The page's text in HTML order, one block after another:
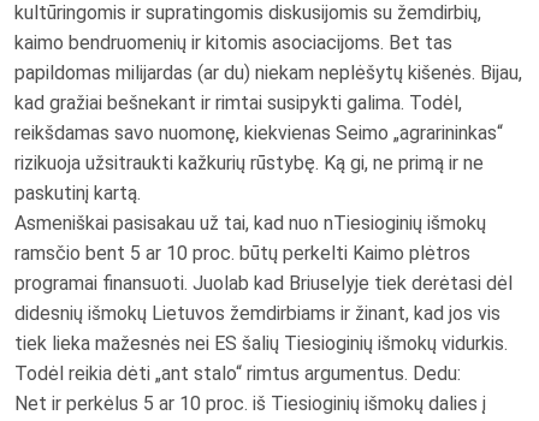
kultūringomis ir supratingomis diskusijomis su žemdirbių,
kaimo bendruomenių ir kitomis asociacijoms. Bet tas
papildomas milijardas (ar du) niekam neplėšytų kišenės. Bijau,
kad gražiai bešnekant ir rimtai susipykti galima. Todėl,
reikšdamas savo nuomonę, kiekvienas Seimo „agrarininkas“
rizikuoja užsitraukti kažkurių rūstybę. Ką gi, ne primą ir ne
paskutinį kartą.
Asmeniškai pasisakau už tai, kad nuo nTiesioginių išmokų
ramsčio bent 5 ar 10 proc. būtų perkelti Kaimo plėtros
programai finansuoti. Juolab kad Briuselyje tiek derėtasi dėl
didesnių išmokų Lietuvos žemdirbiams ir žinant, kad jos vis
tiek lieka mažesnės nei ES šalių Tiesioginių išmokų vidurkis.
Todėl reikia dėti „ant stalo“ rimtus argumentus. Dedu:
Net ir perkėlus 5 ar 10 proc. iš Tiesioginių išmokų dalies į